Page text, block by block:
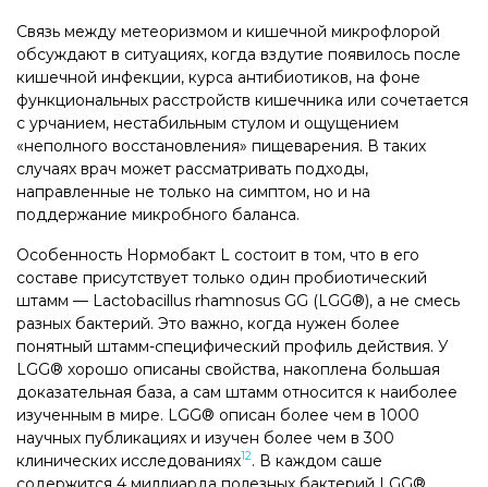
Связь между метеоризмом и кишечной микрофлорой
обсуждают в ситуациях, когда вздутие появилось после
кишечной инфекции, курса антибиотиков, на фоне
функциональных расстройств кишечника или сочетается
с урчанием, нестабильным стулом и ощущением
«неполного восстановления» пищеварения. В таких
случаях врач может рассматривать подходы,
направленные не только на симптом, но и на
поддержание микробного баланса.
Особенность Нормобакт L состоит в том, что в его
составе присутствует только один пробиотический
штамм — Lactobacillus rhamnosus GG (LGG®), а не смесь
разных бактерий. Это важно, когда нужен более
понятный штамм-специфический профиль действия. У
LGG® хорошо описаны свойства, накоплена большая
доказательная база, а сам штамм относится к наиболее
изученным в мире. LGG® описан более чем в 1000
научных публикациях и изучен более чем в 300
клинических исследованиях12. В каждом саше